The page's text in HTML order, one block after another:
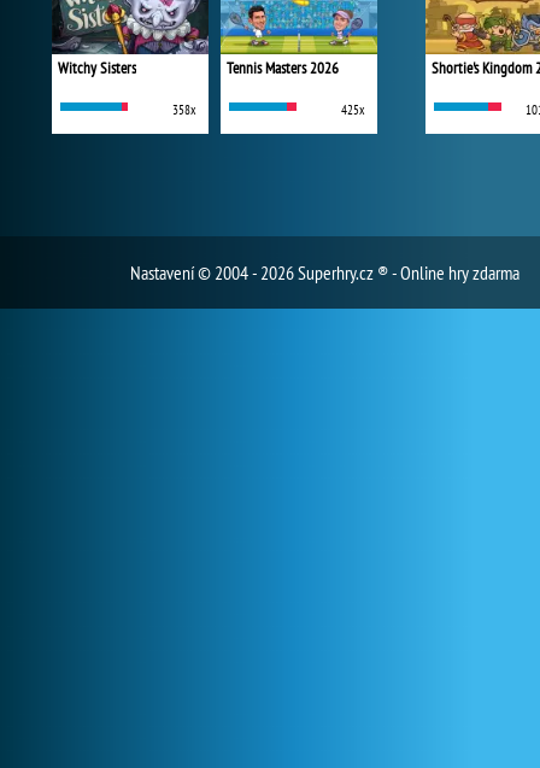
Witchy Sisters
358x
Tennis Masters 2026
425x
Shortie's Kingdom
Nastavení© 2004 - 2026 Superhry.cz ® - Online hry zdarma